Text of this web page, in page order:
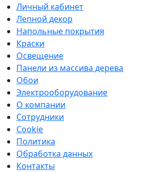
Личный кабинет
Лепной декор
Напольные покрытия
Краски
Освещение
Панели из массива дерева
Обои
Электрооборудование
О компании
Сотрудники
Cookie
Политика
Обработка данных
Контакты